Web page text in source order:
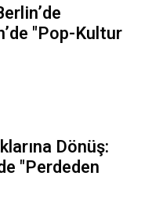
"Pop-Kultur
Dönüş:
"Perdeden